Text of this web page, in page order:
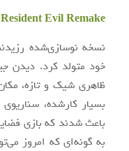
Resident Evil Remake
نسخه نوسازی‌شده
خود متولد کرد. دیدن
ظاهری شیک و تازه،
بسیار کارشده،
باعث شدند که بازی
به گونه‌ای که امروز